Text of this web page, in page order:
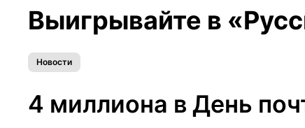
Выигрывайте в
Новости
4 миллиона в День